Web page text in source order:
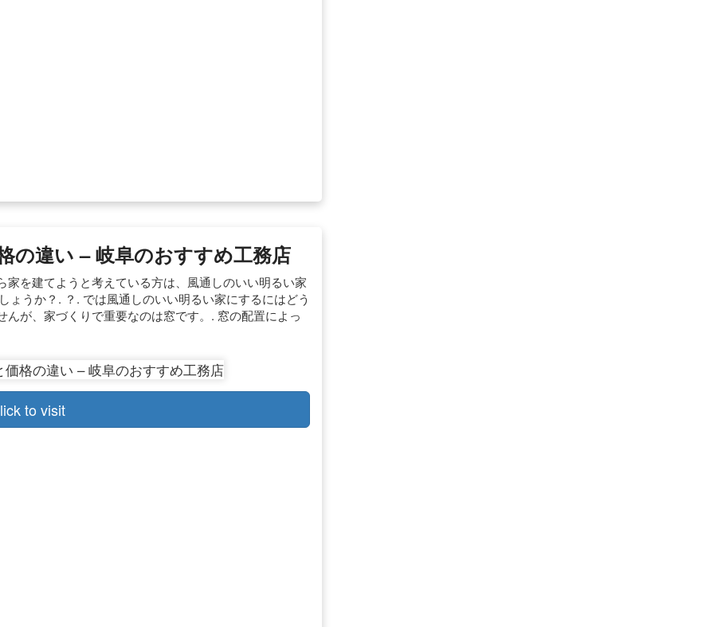
の違い – 岐阜のおすすめ工務店
を建てようと考えている方は、風通しのいい明るい家
うか？. ？. では風通しのいい明るい家にするにはどう
が、家づくりで重要なのは窓です。. 窓の配置によっ
to visit